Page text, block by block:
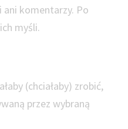
ani komentarzy. Po
myśli.
(chciałaby) zrobić,
przez wybraną